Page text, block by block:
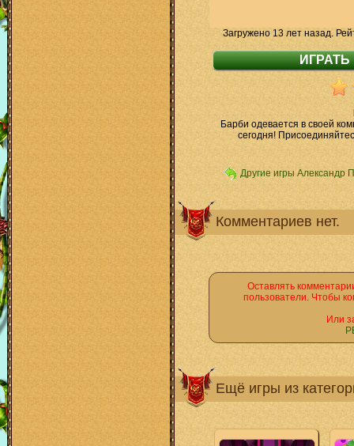
Загружено 13 лет назад.
Барби одевается в своей
сегодня!
Другие игры Александр
Комментариев нет.
Оставлять
пользователи. Чтобы
Или
Ещё игры из